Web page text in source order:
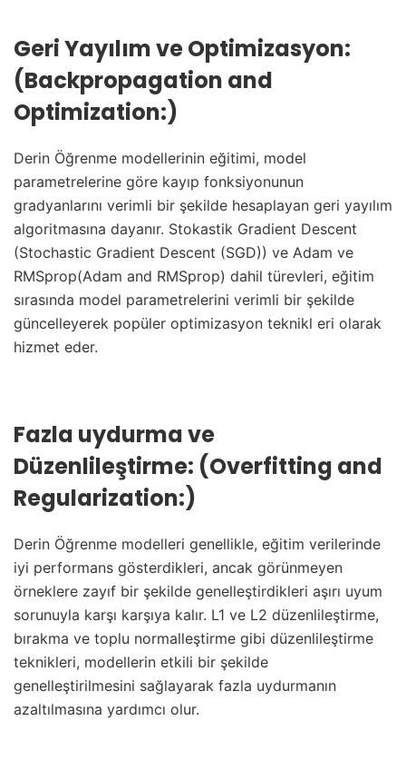
Geri Yayılım ve Optimizasyon:
(Backpropagation and
Optimization:)
Derin Öğrenme modellerinin eğitimi, model
parametrelerine göre kayıp fonksiyonunun
gradyanlarını verimli bir şekilde hesaplayan geri yayılım
algoritmasına dayanır. Stokastik Gradient Descent
(Stochastic Gradient Descent (SGD)) ve Adam ve
RMSprop(Adam and RMSprop) dahil türevleri, eğitim
sırasında model parametrelerini verimli bir şekilde
güncelleyerek popüler optimizasyon teknikl eri olarak
hizmet eder.
Fazla uydurma ve
Düzenlileştirme: (Overfitting and
Regularization:)
Derin Öğrenme modelleri genellikle, eğitim verilerinde
iyi performans gösterdikleri, ancak görünmeyen
örneklere zayıf bir şekilde genelleştirdikleri aşırı uyum
sorunuyla karşı karşıya kalır. L1 ve L2 düzenlileştirme,
bırakma ve toplu normalleştirme gibi düzenlileştirme
teknikleri, modellerin etkili bir şekilde
genelleştirilmesini sağlayarak fazla uydurmanın
azaltılmasına yardımcı olur.